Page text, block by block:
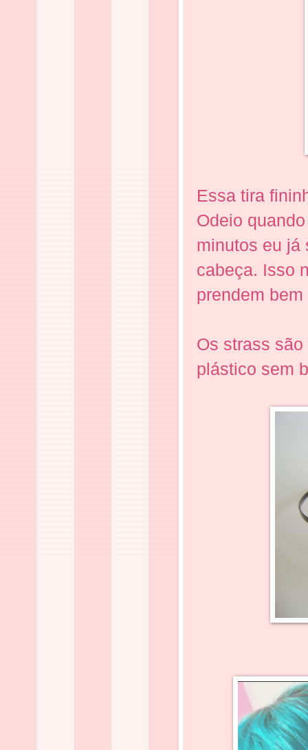
Essa tira
Odeio
minutos eu já
cabeça. Isso
prendem
Os strass
plástico sem